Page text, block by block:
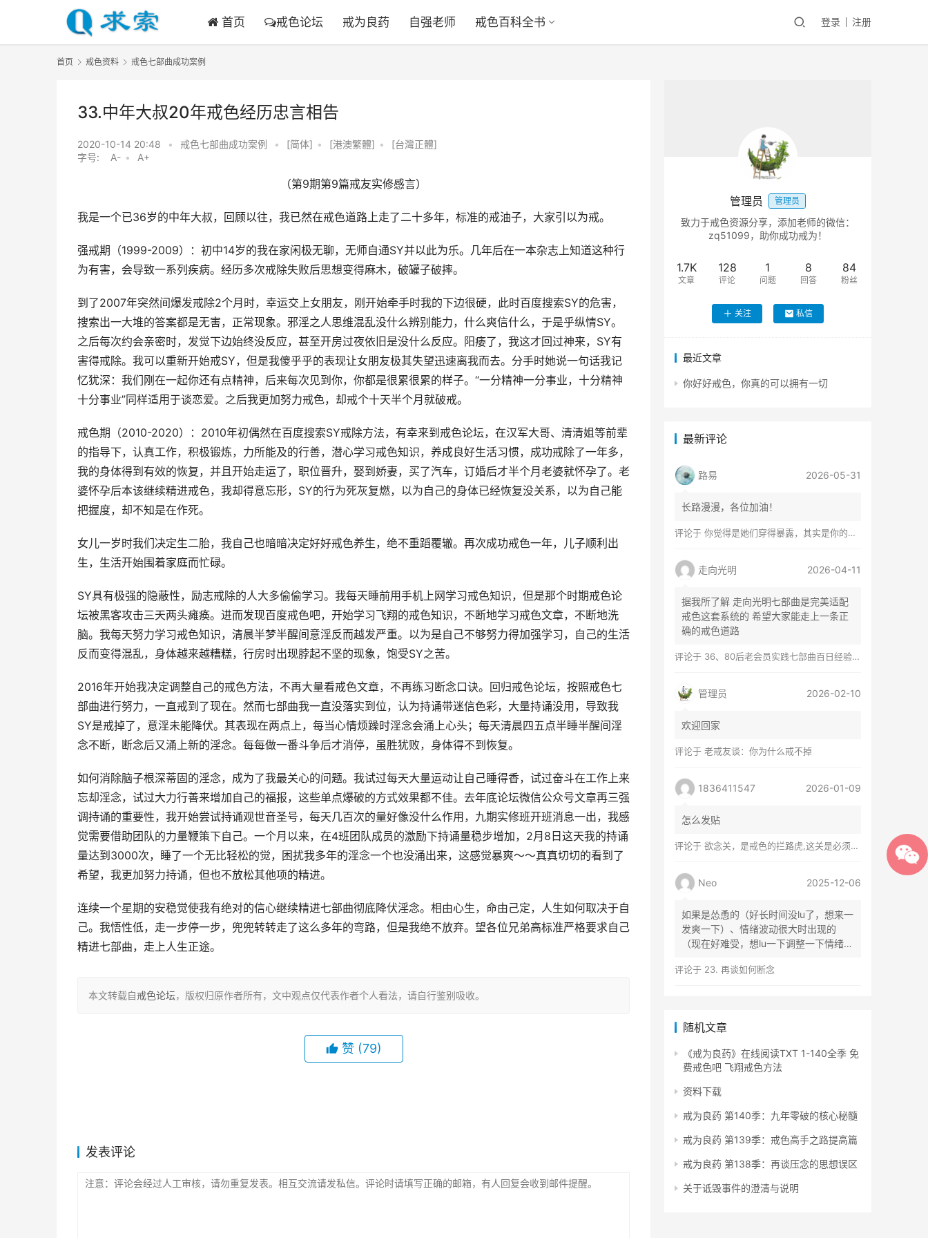
首页 戒色论坛 戒为良药 自强老师 戒色百科全书 登录 注册
首页 戒色资料 戒色七部曲成功案例
33.中年大叔20年戒色经历忠言相告
2020-10-14 20:48 • 戒色七部曲成功案例 • [简体] • [港澳繁體] •
[台灣正體]
字号:
A- • A+
（第9期第9篇戒友实修感言）
我是一个已36岁的中年大叔，回顾以往，我已然在戒色道路上走了二十多年，标准的戒油子，大家引以为戒。
强戒期（1999-2009）：初中14岁的我在家闲极无聊，无师自通SY并以此为乐。几年后在一本杂志上知道这种行
为有害，会导致一系列疾病。经历多次戒除失败后思想变得麻木，破罐子破摔。
到了2007年突然间爆发戒除2个月时，幸运交上女朋友，刚开始牵手时我的下边很硬，此时百度搜索SY的危害，
搜索出一大堆的答案都是无害，正常现象。邪淫之人思维混乱没什么辨别能力，什么爽信什么，于是乎纵情SY。
之后每次约会亲密时，发觉下边始终没反应，甚至开房过夜依旧是没什么反应。阳痿了，我这才回过神来，SY有
害得戒除。我可以重新开始戒SY，但是我傻乎乎的表现让女朋友极其失望迅速离我而去。分手时她说一句话我记
忆犹深：我们刚在一起你还有点精神，后来每次见到你，你都是很累很累的样子。“一分精神一分事业，十分精神
十分事业”同样适用于谈恋爱。之后我更加努力戒色，却戒个十天半个月就破戒。
戒色期（2010-2020）：2010年初偶然在百度搜索SY戒除方法，有幸来到戒色论坛，在汉军大哥、清清姐等前辈
的指导下，认真工作，积极锻炼，力所能及的行善，潜心学习戒色知识，养成良好生活习惯，成功戒除了一年多，
我的身体得到有效的恢复，并且开始走运了，职位晋升，娶到娇妻，买了汽车，订婚后才半个月老婆就怀孕了。老
婆怀孕后本该继续精进戒色，我却得意忘形，SY的行为死灰复燃，以为自己的身体已经恢复没关系，以为自己能
把握度，却不知是在作死。
女儿一岁时我们决定生二胎，我自己也暗暗决定好好戒色养生，绝不重蹈覆辙。再次成功戒色一年，儿子顺利出
生，生活开始围着家庭而忙碌。
SY具有极强的隐蔽性，励志戒除的人大多偷偷学习。我每天睡前用手机上网学习戒色知识，但是那个时期戒色论
坛被黑客攻击三天两头瘫痪。进而发现百度戒色吧，开始学习飞翔的戒色知识，不断地学习戒色文章，不断地洗
脑。我每天努力学习戒色知识，清晨半梦半醒间意淫反而越发严重。以为是自己不够努力得加强学习，自己的生活
反而变得混乱，身体越来越糟糕，行房时出现脖起不坚的现象，饱受SY之苦。
2016年开始我决定调整自己的戒色方法，不再大量看戒色文章，不再练习断念口诀。回归戒色论坛，按照戒色七
部曲进行努力，一直戒到了现在。然而七部曲我一直没落实到位，认为持诵带迷信色彩，大量持诵没用，导致我
SY是戒掉了，意淫未能降伏。其表现在两点上，每当心情烦躁时淫念会涌上心头；每天清晨四五点半睡半醒间淫
念不断，断念后又涌上新的淫念。每每做一番斗争后才消停，虽胜犹败，身体得不到恢复。
如何消除脑子根深蒂固的淫念，成为了我最关心的问题。我试过每天大量运动让自己睡得香，试过奋斗在工作上来
忘却淫念，试过大力行善来增加自己的福报，这些单点爆破的方式效果都不佳。去年底论坛微信公众号文章再三强
调持诵的重要性，我开始尝试持诵观世音圣号，每天几百次的量好像没什么作用，九期实修班开班消息一出，我感
觉需要借助团队的力量鞭策下自己。一个月以来，在4班团队成员的激励下持诵量稳步增加，2月8日这天我的持诵
量达到3000次，睡了一个无比轻松的觉，困扰我多年的淫念一个也没涌出来，这感觉暴爽～～真真切切的看到了
希望，我更加努力持诵，但也不放松其他项的精进。
连续一个星期的安稳觉使我有绝对的信心继续精进七部曲彻底降伏淫念。相由心生，命由己定，人生如何取决于自
己。我悟性低，走一步停一步，兜兜转转走了这么多年的弯路，但是我绝不放弃。望各位兄弟高标准严格要求自己
精进七部曲，走上人生正途。
本文转载自戒色论坛，版权归原作者所有，文中观点仅代表作者个人看法，请自行鉴别吸收。
赞 (79)
发表评论
管理员 管理员
致力于戒色资源分享，添加老师的微信：
zq51099，助你成功戒为！
1.7K
文章
128
评论
1
问题
8
回答
84
粉丝
关注 私信
最近文章
你好好戒色，你真的可以拥有一切
最新评论
路易 2026-05-31
长路漫漫，各位加油！
评论于 你觉得是她们穿得暴露，其实是你的心在着火
走向光明 2026-04-11
据我所了解 走向光明七部曲是完美适配
戒色这套系统的 希望大家能走上一条正
确的戒色道路
评论于 36、80后老会员实践七部曲百日经验谈兼苦口忠言
管理员 2026-02-10
欢迎回家
评论于 老戒友谈：你为什么戒不掉
1836411547 2026-01-09
怎么发贴
评论于 欲念关，是戒色的拦路虎,这关是必须过的
Neo 2025-12-06
如果是怂恿的（好长时间没lu了，想来一
发爽一下）、情绪波动很大时出现的
（现在好难受，想lu一下调整一下情绪）
评论于 23. 再谈如何断念
随机文章
《戒为良药》在线阅读TXT 1-140全季 免
费戒色吧 飞翔戒色方法
资料下载
戒为良药 第140季：九年零破的核心秘髓
戒为良药 第139季：戒色高手之路提高篇
戒为良药 第138季：再谈压念的思想误区
关于诋毁事件的澄清与说明